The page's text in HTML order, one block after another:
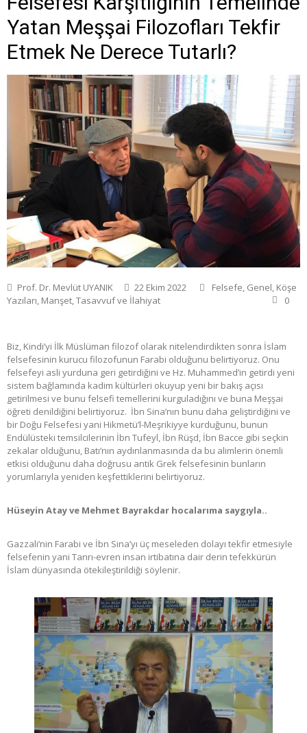
Yatan Meşşai Filozofları Tekfir
Etmek Ne Derece Tutarlı?
Prof. Dr. Mevlüt UYANIK 22 Ekim 2022 Felsefe, Genel, Köşe
Yazıları, Manşet,Tasavvuf ve İlahiyat 0
Biz, Kindi’yi İlk Müslüman filozof olarak nitelendirdikten sonra İslam
felsefesinin kurucu filozofunun Farabi olduğunu belirtiyoruz. Onu
felsefeyi asli yurduna geri getirdiğini ve Hz. Muhammed’in getirdi yeni
sistem bağlamında kadim kültürleri okuyup yeni bir bakış açısı
getirilmesi ve bunu felsefi temellerini kurguladığını ve buna Meşşai
öğreti denildiğini belirtiyoruz. İbn Sina’nın bunu daha geliştirdiğini ve
bir Doğu Felsefesi yani Hikmetü’l-Meşrikiyye kurduğunu, bunun
Endülüsteki temsilcilerinin İbn Tufeyl, İbn Rüşd, İbn Bacce gibi seçkin
zekalar olduğunu, Batı’nın aydınlanmasında da bu alimlerin önemli
etkisi olduğunu daha doğrusu antik Grek felsefesinin bunların
yorumlarıyla yeniden keşfettiklerini belirtiyoruz.
Hüseyin Atay ve Mehmet Bayrakdar hocalarıma saygıyla..
Gazzali’nin Farabi ve İbn Sina’yı üç meseleden dolayı tekfir etmesiyle
felsefenin yani Tanrı-evren insan irtibatına dair derin tefekkürün
İslam dünyasında ötekileştirildiği söylenir.